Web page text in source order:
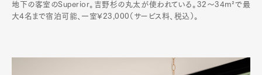
地下の客室のSuperior。吉野杉の丸太が使われている。32〜34m²で最
大4名まで宿泊可能、一室¥23,000（サービス料、税込）。